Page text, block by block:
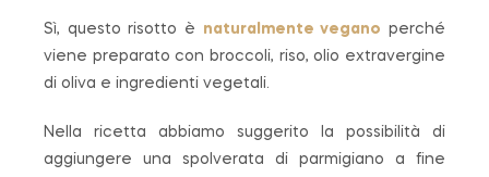
Sì, questo risotto è naturalmente vegano perché
viene preparato con broccoli, riso, olio extravergine
di oliva e ingredienti vegetali.
Nella ricetta abbiamo suggerito la possibilità di
aggiungere una spolverata di parmigiano a fine